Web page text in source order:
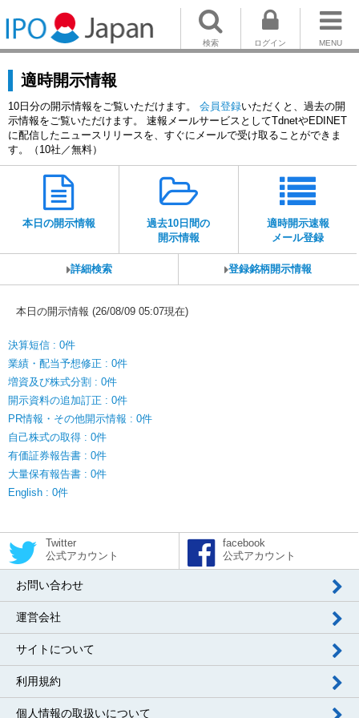
MENU
ログイン
検索
適時開示情報
10日分の開示情報をご覧いただけます。 会員登録いただくと、過去の開
示情報をご覧いただけます。 速報メールサービスとしてTdnetやEDINET
に配信したニュースリリースを、すぐにメールで受け取ることができま
す。（10社／無料）
本日の開示情報
過去10日間の
開示情報
適時開示速報
メール登録
詳細検索 登録銘柄開示情報
本日の開示情報 (26/08/09 05:07現在)
決算短信 : 0件
業績・配当予想修正 : 0件
増資及び株式分割 : 0件
開示資料の追加訂正 : 0件
PR情報・その他開示情報 : 0件
自己株式の取得 : 0件
有価証券報告書 : 0件
大量保有報告書 : 0件
English : 0件
Twitter
公式アカウント
facebook
公式アカウント
お問い合わせ
運営会社
サイトについて
利用規約
個人情報の取扱いについて